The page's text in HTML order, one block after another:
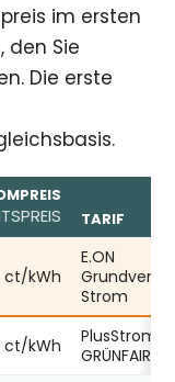
im ersten
den Sie
Die erste
Stand
TARIF
ct/kWh
E.ON
Strom
ct/kWh
PlusStrom
GRÜNFAIR